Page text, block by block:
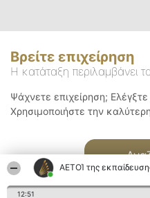
ΑΕΤΟΊ της
12:51
Βρείτε επιχείρηση
Η κατάταξη περιλαμβάνει
Ψάχνετε επιχείρηση;
Χρησιμοποιήστε την